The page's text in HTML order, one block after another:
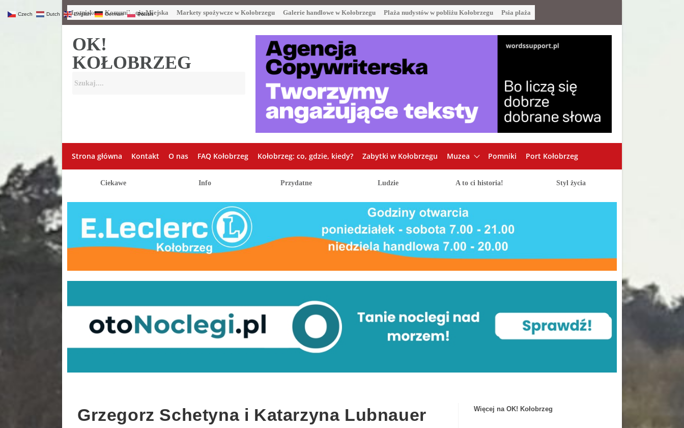
Lotnisko Komunikacja Miejska Markety spożywcze w Kołobrzegu Galerie handlowe w Kołobrzegu Plaża nudystów w pobliżu Kołobrzegu Psia plaża
OK!
KOŁOBRZEG
Strona główna Kontakt O nas FAQ Kołobrzeg Kołobrzeg: co, gdzie, kiedy? Zabytki w Kołobrzegu Muzea Pomniki Port Kołobrzeg
Ciekawe Info Przydatne Ludzie A to ci historia! Styl życia
Grzegorz Schetyna i Katarzyna Lubnauer
Więcej na OK! Kołobrzeg
Czech Dutch English German Polish